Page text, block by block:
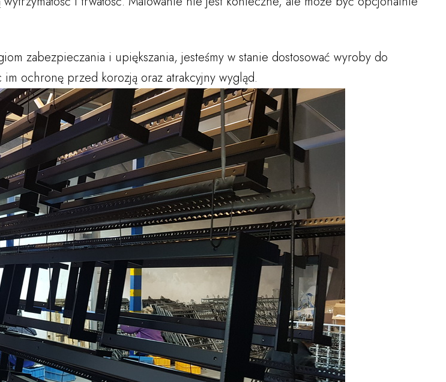
zabezpieczania i upiększania, jesteśmy w stanie dostosować wyroby do
ochronę przed korozją oraz atrakcyjny wygląd.